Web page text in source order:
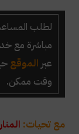
لطلب
مباشرة مع
عبر الموقع
وقت ممكن.
مع تحيات: